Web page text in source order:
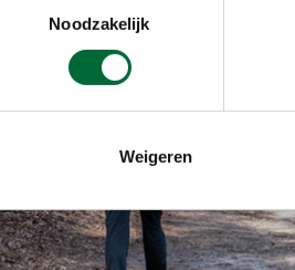
Noodzakelijk
Weigeren